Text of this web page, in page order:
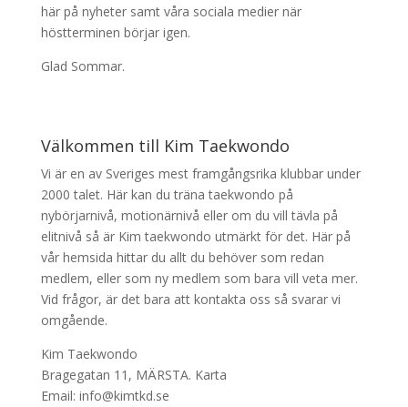
här på nyheter samt våra sociala medier när
höstterminen börjar igen.
Glad Sommar.
Välkommen till Kim Taekwondo
Vi är en av Sveriges mest framgångsrika klubbar under
2000 talet. Här kan du träna taekwondo på
nybörjarnivå, motionärnivå eller om du vill tävla på
elitnivå så är Kim taekwondo utmärkt för det. Här på
vår hemsida hittar du allt du behöver som redan
medlem, eller som ny medlem som bara vill veta mer.
Vid frågor, är det bara att kontakta oss så svarar vi
omgående.
Kim Taekwondo
Bragegatan 11, MÄRSTA. Karta
Email: info@kimtkd.se